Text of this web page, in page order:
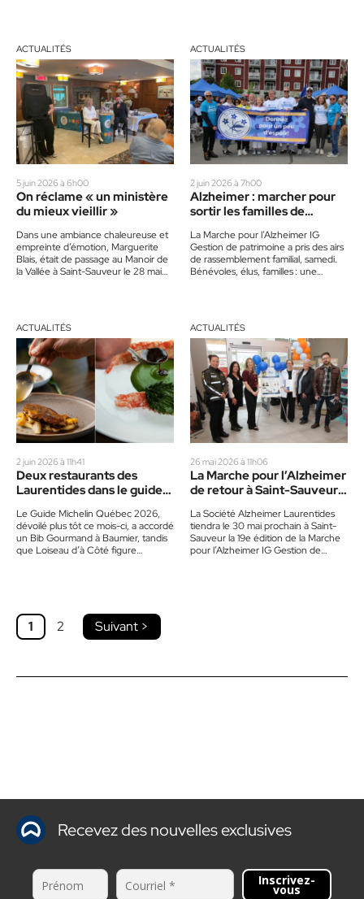
ACTUALITÉS
5 juin 2026 à 6h00
On réclame « un ministère
du mieux vieillir »
Dans une ambiance chaleureuse et
empreinte d’émotion, Marguerite
Blais, était de passage au Manoir de
la Vallée à Saint-Sauveur le 28 mai
ACTUALITÉS
2 juin 2026 à 7h00
Alzheimer : marcher pour
sortir les familles de
La Marche pour l’Alzheimer IG
Gestion de patrimoine a pris des airs
de rassemblement familial, samedi.
Bénévoles, élus, familles : une
ACTUALITÉS
2 juin 2026 à 11h41
Deux restaurants des
Laurentides dans le guide
Le Guide Michelin Québec 2026,
dévoilé plus tôt ce mois-ci, a accordé
un Bib Gourmand à Baumier, tandis
que Loiseau d’à Côté figure
ACTUALITÉS
26 mai 2026 à 11h06
La Marche pour l’Alzheimer
de retour à Saint-Sauveur
La Société Alzheimer Laurentides
tiendra le 30 mai prochain à Saint-
Sauveur la 19e édition de la Marche
pour l’Alzheimer IG Gestion de
1 2 Suivant >
Recevez des nouvelles exclusives
Inscrivez-
vous